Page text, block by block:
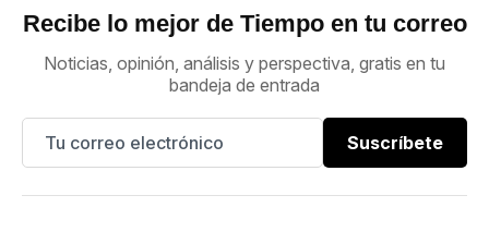
Recibe lo mejor de Tiempo en tu correo
Noticias, opinión, análisis y perspectiva, gratis en tu
bandeja de entrada
Suscríbete